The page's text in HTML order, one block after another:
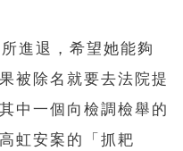
進退，希望她能夠
被除名就要去法院提
中一個向檢調檢舉的
虹安案的「抓耙